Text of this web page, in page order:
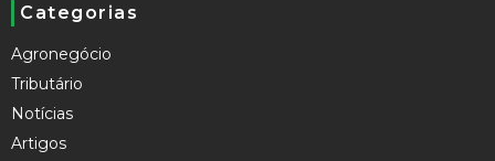
Categorias
Agronegócio
Tributário
Notícias
Artigos